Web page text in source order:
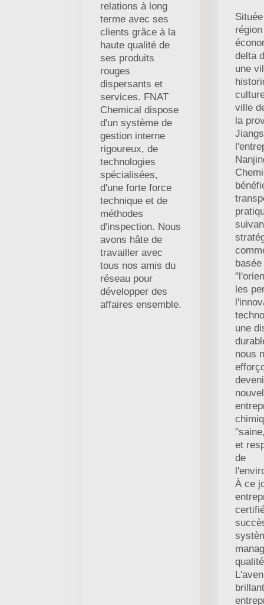
relations à long
terme avec ses
clients grâce à la
haute qualité de
ses produits
rouges
dispersants et
services. FNAT
Chemical dispose
d'un système de
gestion interne
rigoureux, de
technologies
spécialisées,
d'une forte force
technique et de
méthodes
d'inspection. Nous
avons hâte de
travailler avec
tous nos amis du
réseau pour
développer des
affaires ensemble.
région
delta
une
ville
la
les
une
nous
et
de
À ce